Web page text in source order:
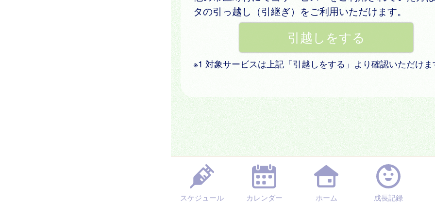
タの引っ越し（引継ぎ）をご利用いただけます。
※1 対象サービスは上記「引越しをする」より確認いただけま
スケジュール カレンダー ホーム 成長記録